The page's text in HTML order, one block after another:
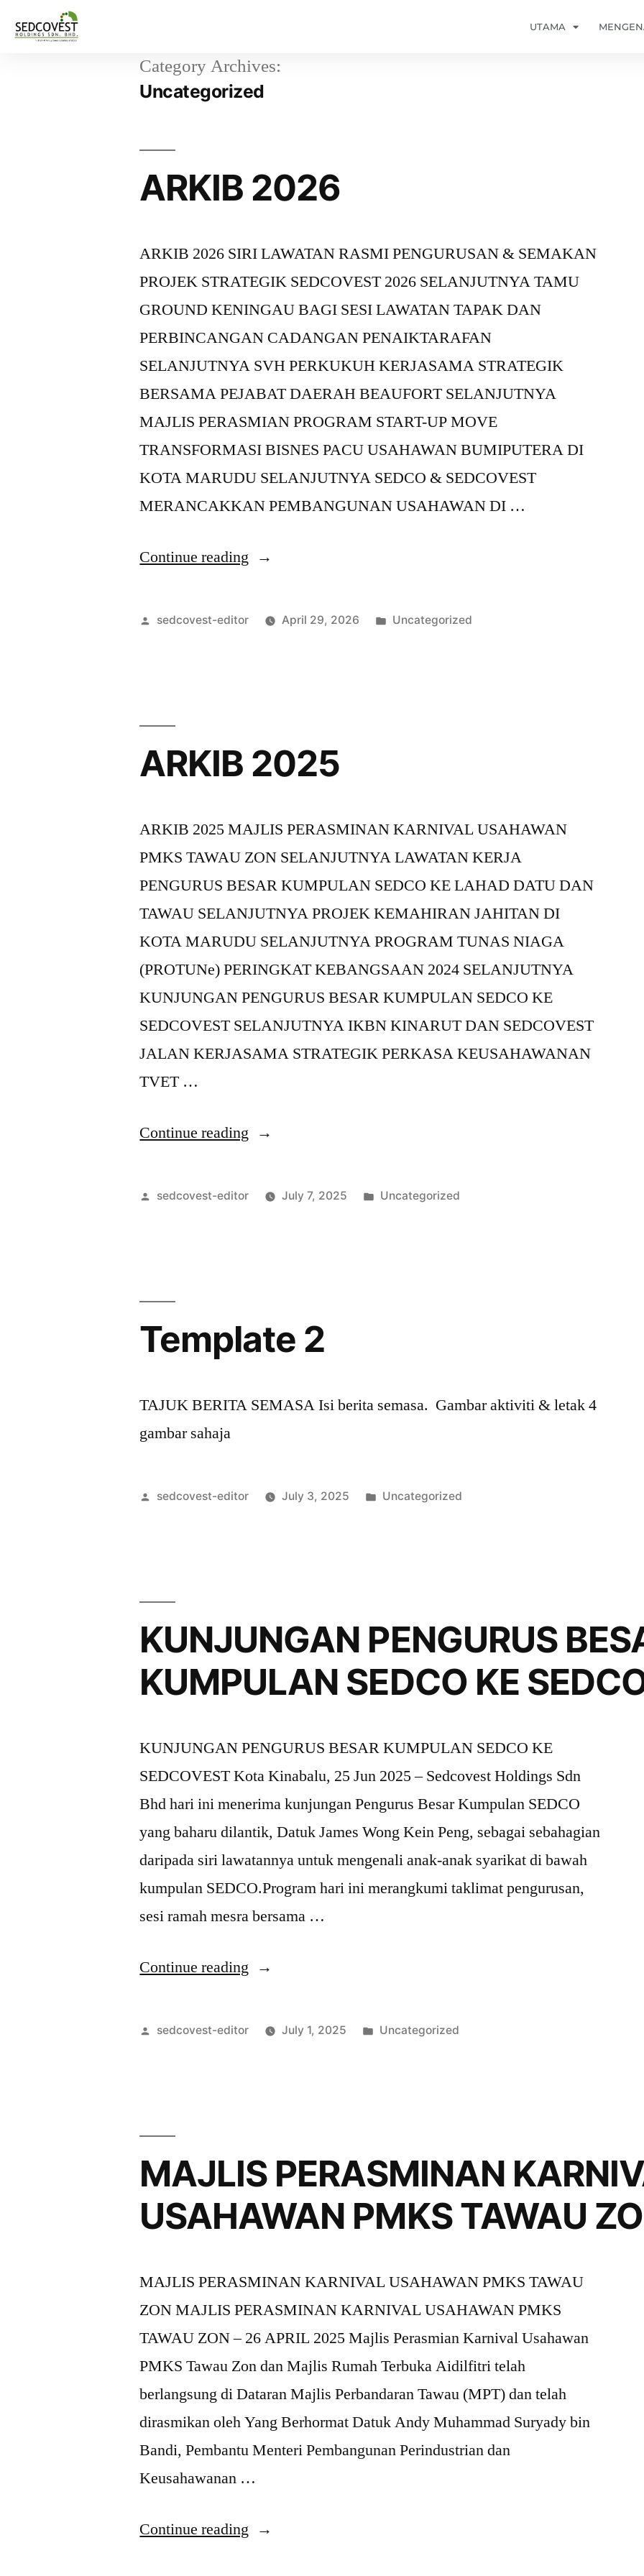
UTAMA
Category Archives:
Uncategorized
ARKIB 2026
ARKIB 2026 SIRI LAWATAN RASMI PENGURUSAN & SEMAKAN
PROJEK STRATEGIK SEDCOVEST 2026 SELANJUTNYA TAMU
GROUND KENINGAU BAGI SESI LAWATAN TAPAK DAN
PERBINCANGAN CADANGAN PENAIKTARAFAN
SELANJUTNYA SVH PERKUKUH KERJASAMA STRATEGIK
BERSAMA PEJABAT DAERAH BEAUFORT SELANJUTNYA
MAJLIS PERASMIAN PROGRAM START-UP MOVE
TRANSFORMASI BISNES PACU USAHAWAN BUMIPUTERA DI
KOTA MARUDU SELANJUTNYA SEDCO & SEDCOVEST
MERANCAKKAN PEMBANGUNAN USAHAWAN DI …
Continue reading
sedcovest-editor April 29, 2026 Uncategorized
ARKIB 2025
ARKIB 2025 MAJLIS PERASMINAN KARNIVAL USAHAWAN
PMKS TAWAU ZON SELANJUTNYA LAWATAN KERJA
PENGURUS BESAR KUMPULAN SEDCO KE LAHAD DATU DAN
TAWAU SELANJUTNYA PROJEK KEMAHIRAN JAHITAN DI
KOTA MARUDU SELANJUTNYA PROGRAM TUNAS NIAGA
(PROTUNe) PERINGKAT KEBANGSAAN 2024 SELANJUTNYA
KUNJUNGAN PENGURUS BESAR KUMPULAN SEDCO KE
SEDCOVEST SELANJUTNYA IKBN KINARUT DAN SEDCOVEST
JALAN KERJASAMA STRATEGIK PERKASA KEUSAHAWANAN
TVET …
Continue reading
sedcovest-editor July 7, 2025 Uncategorized
Template 2
TAJUK BERITA SEMASA Isi berita semasa. Gambar aktiviti & letak 4
gambar sahaja
sedcovest-editor July 3, 2025 Uncategorized
KUNJUNGAN PENGURUS
KUMPULAN SEDCO KE
KUNJUNGAN PENGURUS BESAR KUMPULAN SEDCO KE
SEDCOVEST Kota Kinabalu, 25 Jun 2025 – Sedcovest Holdings Sdn
Bhd hari ini menerima kunjungan Pengurus Besar Kumpulan SEDCO
yang baharu dilantik, Datuk James Wong Kein Peng, sebagai sebahagian
daripada siri lawatannya untuk mengenali anak-anak syarikat di bawah
kumpulan SEDCO.Program hari ini merangkumi taklimat pengurusan,
sesi ramah mesra bersama …
Continue reading
sedcovest-editor July 1, 2025 Uncategorized
MAJLIS PERASMINAN
USAHAWAN PMKS TAWAU
MAJLIS PERASMINAN KARNIVAL USAHAWAN PMKS TAWAU
ZON MAJLIS PERASMINAN KARNIVAL USAHAWAN PMKS
TAWAU ZON – 26 APRIL 2025 Majlis Perasmian Karnival Usahawan
PMKS Tawau Zon dan Majlis Rumah Terbuka Aidilfitri telah
berlangsung di Dataran Majlis Perbandaran Tawau (MPT) dan telah
dirasmikan oleh Yang Berhormat Datuk Andy Muhammad Suryady bin
Bandi, Pembantu Menteri Pembangunan Perindustrian dan
Keusahawanan …
Continue reading